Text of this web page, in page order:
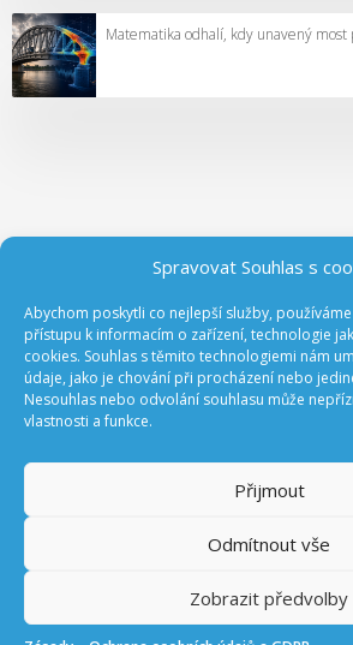
Spravovat Souhlas s
Abychom poskytli co nejlepší služby,
přístupu k informacím o zařízení, technologie
cookies. Souhlas s těmito technologiemi nám
údaje, jako je chování při procházení nebo
Nesouhlas nebo odvolání souhlasu může
vlastnosti a funkce.
Přijmout
Odmítnout vše
Zobrazit předvolby
Matematika odhalí, kdy unavený
ODEBÍREJTE NOVINKY
Prohlášení o
Úřední deska
English